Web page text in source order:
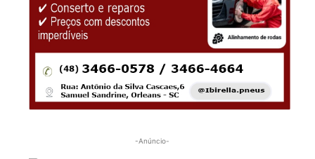
-Anúncio-